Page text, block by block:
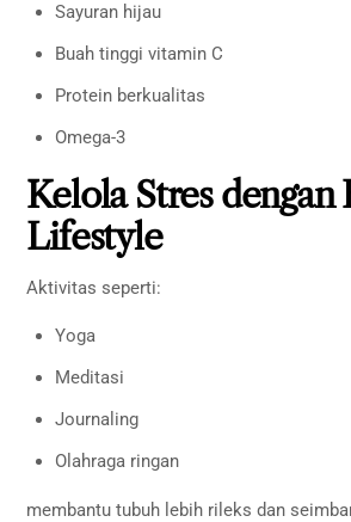
Sayuran hijau
Buah tinggi vitamin C
Protein berkualitas
Omega-3
Kelola Stres dengan
Lifestyle
Aktivitas seperti:
Yoga
Meditasi
Journaling
Olahraga ringan
membantu tubuh lebih rileks dan